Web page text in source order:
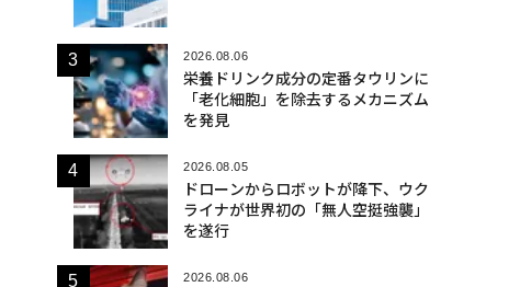
2026.08.06
栄養ドリンク成分の定番タウリンに
「老化細胞」を除去するメカニズム
を発見
2026.08.05
ドローンからロボットが降下、ウク
ライナが世界初の「無人空挺強襲」
を遂行
2026.08.06